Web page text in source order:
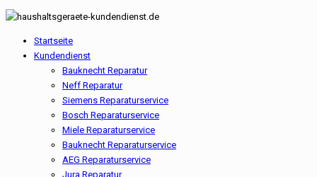
Startseite
Kundendienst
Bauknecht Reparatur
Neff Reparatur
Siemens Reparaturservice
Bosch Reparaturservice
Miele Reparaturservice
Bauknecht Reparaturservice
AEG Reparaturservice
Jura Reparatur